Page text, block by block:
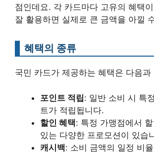
점인데요. 각 카드마다 고유의 혜택
잘 활용하면 실제로 큰 금액을 아낄
혜택의 종류
국민 카드가 제공하는 혜택은 다음과
포인트 적립: 일반 소비 시 특
트가 적립됩니다.
할인 혜택: 특정 가맹점에서
있는 다양한 프로모션이 있습
캐시백: 소비 금액의 일정 비